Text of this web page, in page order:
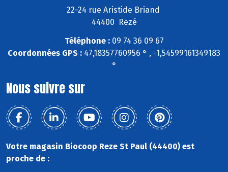
22-24 rue Aristide Briand
44400 Rezé
Téléphone :09 74 36 09 67
Coordonnées GPS : 47,18357760956 ° , -1,54599161349183
°
Nous suivre sur
Votre magasin Biocoop Reze St Paul (44400) est
proche de :